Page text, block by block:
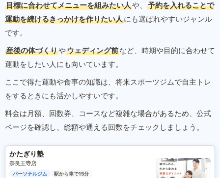
目標に合わせてメニューを組みたい人や、
予約を入れることで
運動を続けるきっかけを作りたい人にも選ばれやすいジャンル
です。
産後の体づくりやウェディング前など、時期や目的に合わせて
運動をしたい人にも向いています。
ここで得た運動や食事の知識は、将来スポーツジムで自主トレ
をするときにも活かしやすいです。
料金は月額、回数券、コースなど複雑な場合があるため、公式
ページを確認し、総額や通える回数をチェックしましょう。
かたぎり塾
奈良王寺店
パーソナルジム
駅から車で15分